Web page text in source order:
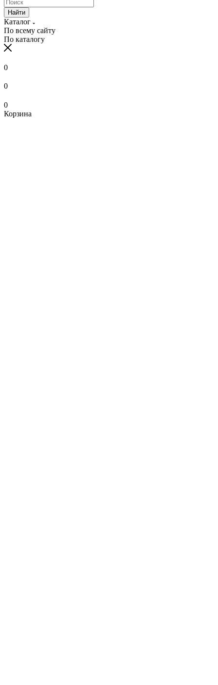
Найти
Каталог
По всему сайту
По каталогу
0
0
0
Корзина